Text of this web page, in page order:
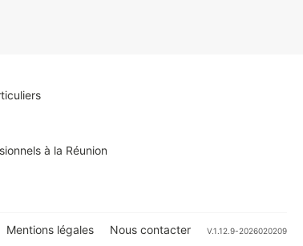
à la Réunion
Mentions légales Nous contacter V.1.12.9-2026020209